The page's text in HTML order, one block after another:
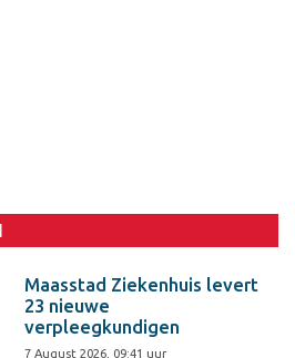
Maasstad Ziekenhuis levert
23 nieuwe
verpleegkundigen
7 August 2026, 09:41 uur